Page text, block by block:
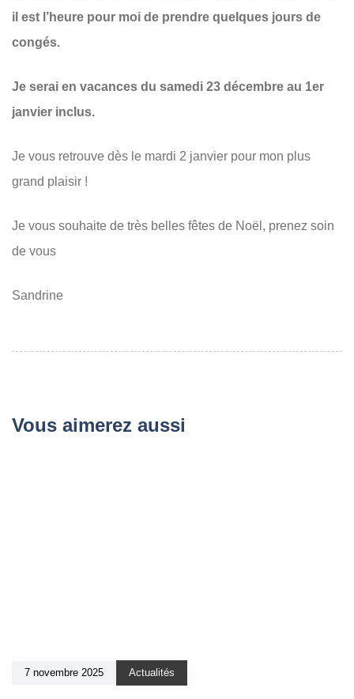
il est l’heure pour moi de prendre quelques jours de
congés.
Je serai en vacances du samedi 23 décembre au 1er
janvier inclus.
Je vous retrouve dès le mardi 2 janvier pour mon plus
grand plaisir !
Je vous souhaite de très belles fêtes de Noël, prenez soin
de vous
Sandrine
Vous aimerez aussi
7 novembre 2025 Actualités